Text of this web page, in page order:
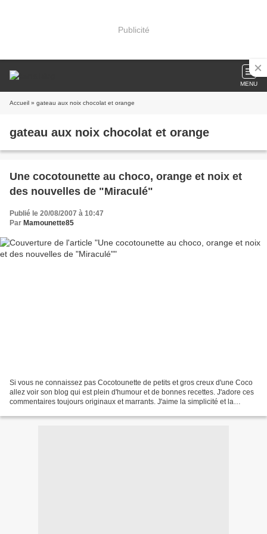
Publicité
MENU
Accueil » gateau aux noix chocolat et orange
gateau aux noix chocolat et orange
Une cocotounette au choco, orange et noix et
des nouvelles de "Miraculé"
Publié le 20/08/2007 à 10:47
Par Mamounette85
Si vous ne connaissez pas Cocotounette de petits et gros creux d'une Coco
allez voir son blog qui est plein d'humour et de bonnes recettes. J'adore ces
commentaires toujours originaux et marrants. J'aime la simplicité et la